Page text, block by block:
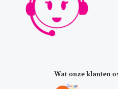
Wat onze klanten